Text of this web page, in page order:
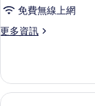
海
景
所
有
免費無線上網
更多資訊
更
房,
陽